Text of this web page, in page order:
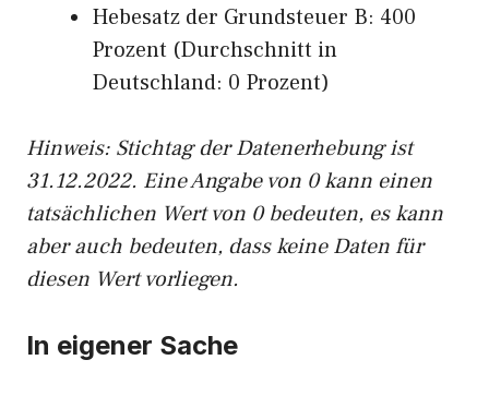
Hebesatz der Grundsteuer B: 400
Prozent (Durchschnitt in
Deutschland: 0 Prozent)
Hinweis: Stichtag der Datenerhebung ist
31.12.2022. Eine Angabe von 0 kann einen
tatsächlichen Wert von 0 bedeuten, es kann
aber auch bedeuten, dass keine Daten für
diesen Wert vorliegen.
In eigener Sache